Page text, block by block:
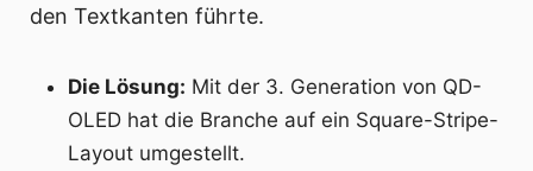
den Textkanten führte.
Die Lösung: Mit der 3. Generation von QD-
OLED hat die Branche auf ein Square-Stripe-
Layout umgestellt.